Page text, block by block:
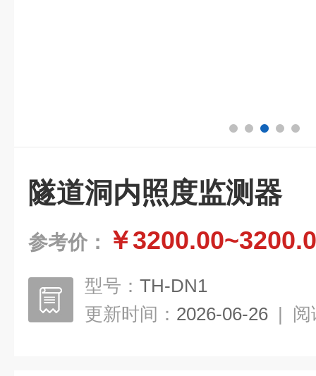
隧道洞内照度监测器
参考价： ￥
型号： TH-DN1
更新时间： 2026-06-26 | 阅